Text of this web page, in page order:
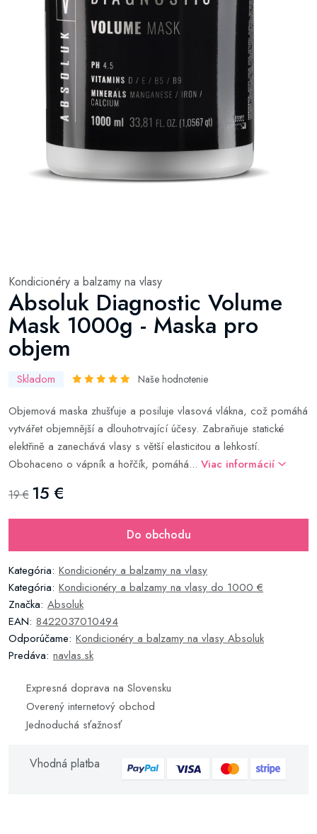
Kondicionéry a balzamy na vlasy
Absoluk Diagnostic Volume
Mask 1000g - Maska pro
objem
Skladom Naše hodnotenie
Objemová maska zhušťuje a posiluje vlasová vlákna, což pomáhá
vytvářet objemnější a dlouhotrvající účesy. Zabraňuje statické
elektřině a zanechává vlasy s větší elasticitou a lehkostí.
Obohaceno o vápník a hořčík, pomáhá... Viac informácií
19 € 15 €
Do obchodu
Kategória: Kondicionéry a balzamy na vlasy
Kategória: Kondicionéry a balzamy na vlasy do 1000 €
Značka: Absoluk
EAN: 8422037010494
Odporúčame: Kondicionéry a balzamy na vlasy Absoluk
Predáva: navlas.sk
Expresná doprava na Slovensku
Overený internetový obchod
Jednoduchá sťažnosť
Vhodná platba